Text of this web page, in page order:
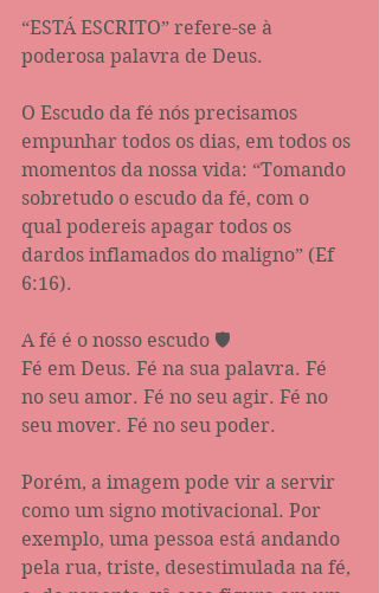
“ESTÁ ESCRITO” refere-se à
poderosa palavra de Deus.
O Escudo da fé nós precisamos
empunhar todos os dias, em todos os
momentos da nossa vida: “Tomando
sobretudo o escudo da fé, com o
qual podereis apagar todos os
dardos inflamados do maligno” (Ef
6:16‬).
A fé é o nosso escudo 🛡
Fé em Deus. Fé na sua palavra. Fé
no seu amor. Fé no seu agir. Fé no
seu mover. Fé no seu poder.
Porém, a imagem pode vir a servir
como um signo motivacional. Por
exemplo, uma pessoa está andando
pela rua, triste, desestimulada na fé,